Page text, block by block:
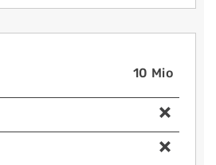
10 Mio